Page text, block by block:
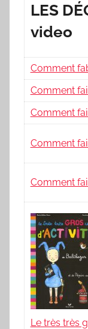
LES
video
Comment
Comment
Comment
Comment
Comment
Le très très